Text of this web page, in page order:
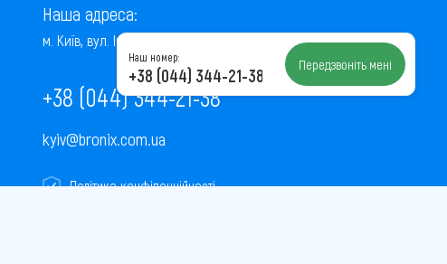
Наша адреса:
м. Київ, вул. Інститутська, 22/7, оф. 41
+38 (044) 344-21-38
kyiv@bronix.com.ua
Політика конфіденційності
Наш номер:
+38 (044) 344-21-38 Передзвоніть мені